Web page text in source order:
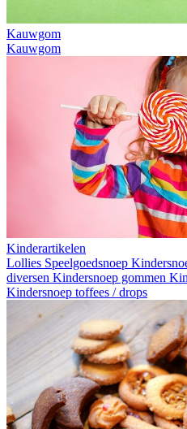
Kauwgom
Kauwgom
Kinderartikelen
Lollies Speelgoedsnoep
diversen Kindersnoep gommen
Kindersnoep toffees / drops